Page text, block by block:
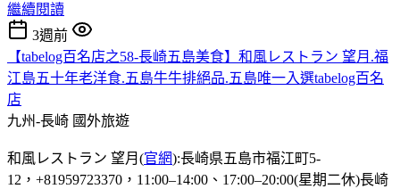
繼續閱讀
3週前
【tabelog百名店之58-長崎五島美食】和風レストラン 望月.福
江島五十年老洋食.五島牛牛排絕品.五島唯一入選tabelog百名
店
九州-長崎 國外旅遊
和風レストラン 望月(官網):長崎県五島市福江町5-
12，+81959723370，11:00–14:00、17:00–20:00(星期二休)長崎